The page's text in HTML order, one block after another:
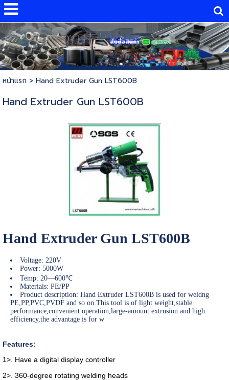
หน้าแรก> Hand Extruder Gun LST600B
Hand Extruder Gun LST600B
Hand Extruder Gun LST600B
Voltage: 220V
Power: 5000W
Temp: 20—600℃
Materials: PE/PP
Product description: Hand Extruder LST600B is used for weldng
PE,PP,PVC,PVDF and so on.This tool is of light weight,stable
performance,convenient operation,large-amount extrusion and high
efficiency,the advantage is for w
Features:
1>. Have a digital display controller
2>. 360-degree rotating welding heads